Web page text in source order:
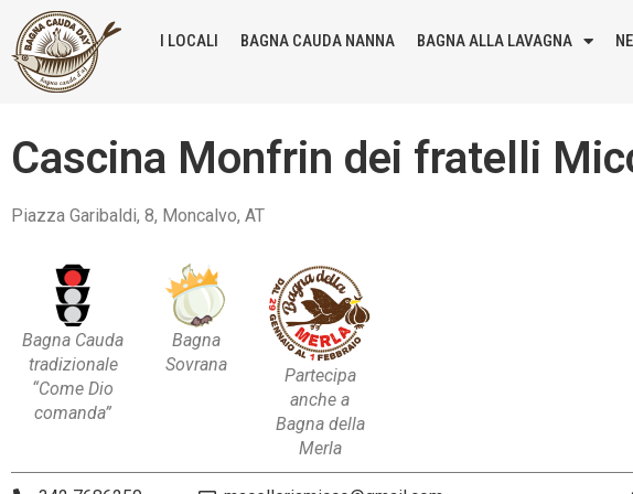
I LOCALI BAGNA CAUDA NANNA BAGNA ALLA LAVAGNA
Cascina Monfrin dei fratelli
Piazza Garibaldi, 8, Moncalvo, AT
Bagna Cauda
tradizionale
“Come Dio
comanda”
Bagna
Sovrana
Partecipa
anche a
Bagna della
Merla